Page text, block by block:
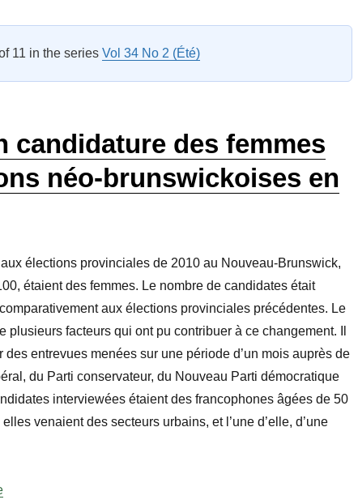
11 in the series Vol 34 No 2 (Été)
candidature des femmes
néo-brunswickoises en
élections provinciales de 2010 au Nouveau-Brunswick,
étaient des femmes. Le nombre de candidates était
aux élections provinciales précédentes. Le
plusieurs facteurs qui ont pu contribuer à ce changement. Il
des entrevues menées sur une période d’un mois auprès de
du Parti conservateur, du Nouveau Parti démocratique
interviewées étaient des francophones âgées de 50
venaient des secteurs urbains, et l’une d’elle, d’une
« La mise en candidature des femmes aux élections néo-